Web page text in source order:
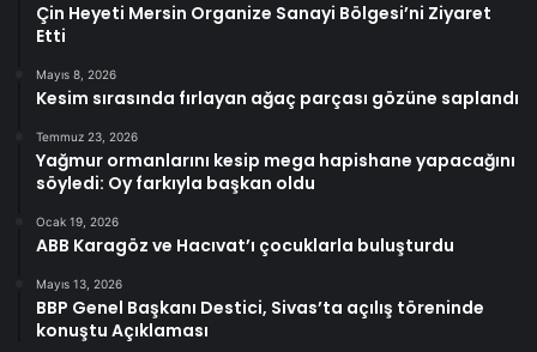
Çin Heyeti Mersin Organize Sanayi Bölgesi’ni Ziyaret
Etti
Mayıs 8, 2026
Kesim sırasında fırlayan ağaç parçası gözüne saplandı
Temmuz 23, 2026
Yağmur ormanlarını kesip mega hapishane yapacağını
söyledi: Oy farkıyla başkan oldu
Ocak 19, 2026
ABB Karagöz ve Hacıvat’ı çocuklarla buluşturdu
Mayıs 13, 2026
BBP Genel Başkanı Destici, Sivas’ta açılış töreninde
konuştu Açıklaması